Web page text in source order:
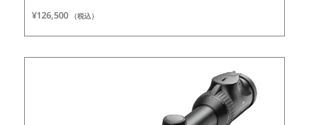
¥126,500 （税込）